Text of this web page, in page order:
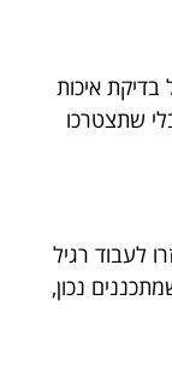
בדיקת איכות
שתצטרכו
לעבוד רגיל
נכון,